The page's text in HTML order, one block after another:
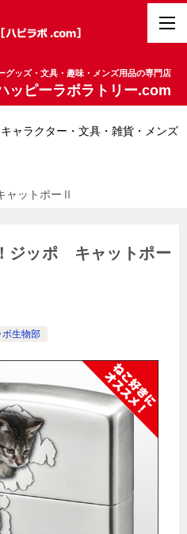
グッズ・文具・趣味・メンズ用品の専門店
ッピーラボラトリー.com
ャラクター・文具・雑貨・メンズ
ャットポーⅡ
ジッポ キャットポー
ボ生物部